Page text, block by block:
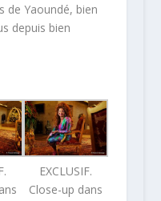
de Yaoundé, bien
depuis bien
EXCLUSIF.
Close-up dans